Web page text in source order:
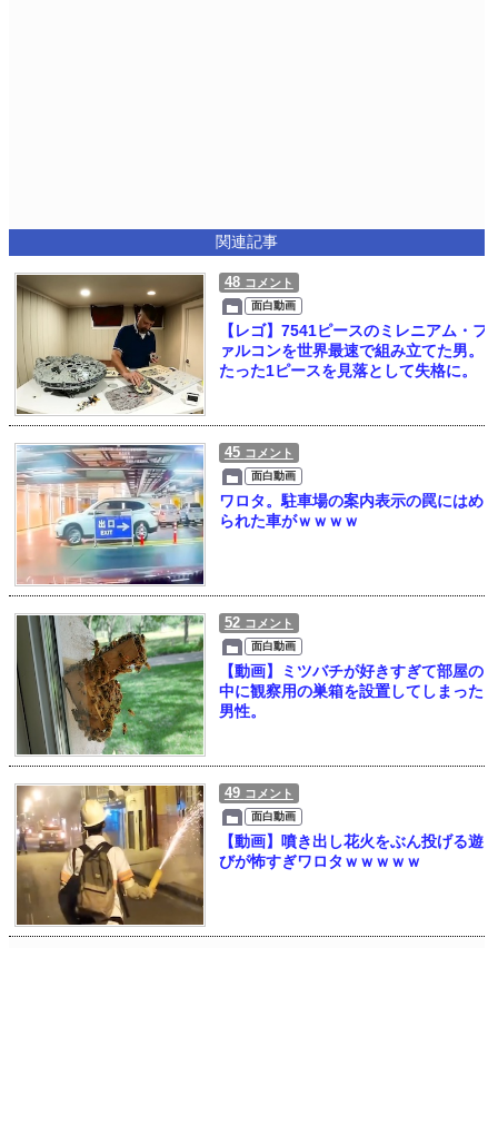
関連記事
48 コメント
面白動画
【レゴ】7541ピースのミレニアム・フ
ァルコンを世界最速で組み立てた男。
たった1ピースを見落として失格に。
45 コメント
面白動画
ワロタ。駐車場の案内表示の罠にはめ
られた車がｗｗｗｗ
52 コメント
面白動画
【動画】ミツバチが好きすぎて部屋の
中に観察用の巣箱を設置してしまった
男性。
49 コメント
面白動画
【動画】噴き出し花火をぶん投げる遊
びが怖すぎワロタｗｗｗｗｗ